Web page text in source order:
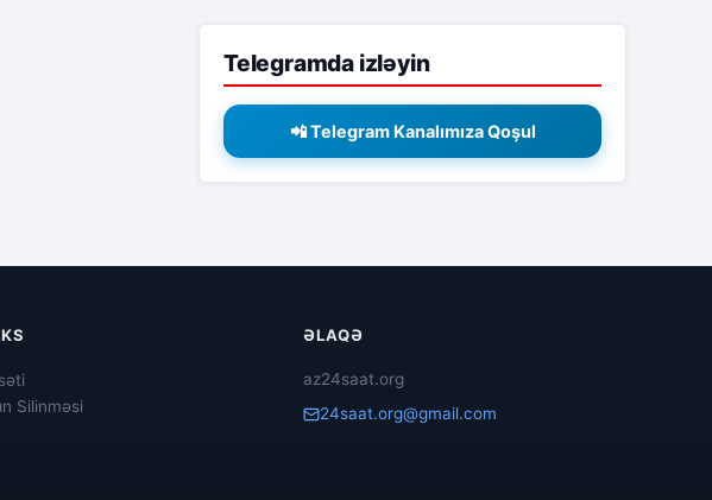
Telegramda izləyin
📲 Telegram Kanalımıza Qoşul
Silinməsi
ƏLAQƏ
az24saat.org
24saat.org@gmail.com